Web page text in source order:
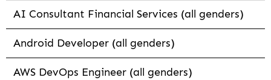
AI Consultant Financial Services (all genders)
Android Developer (all genders)
AWS DevOps Engineer (all genders)